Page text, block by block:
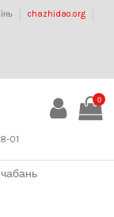
chazhidao.org
0
01